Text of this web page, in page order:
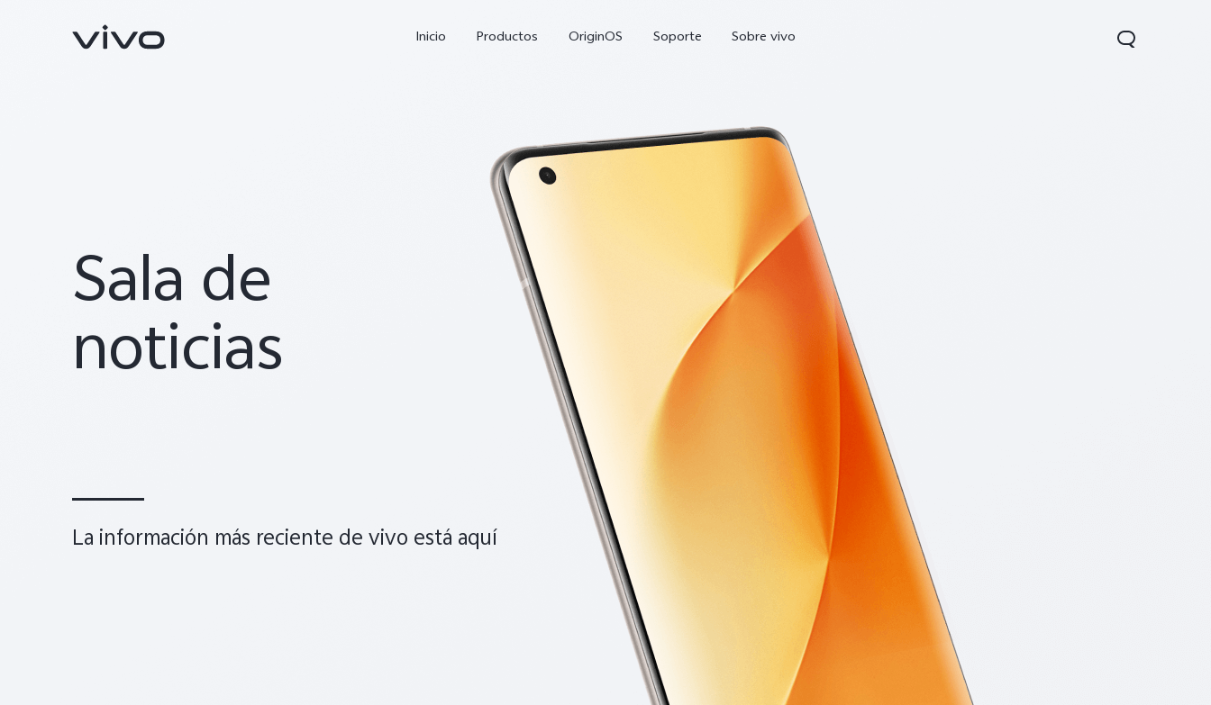
Inicio Productos OriginOS Soporte Sobre vivo
X300 Pro nuevo Y11 5G nuevo
Sala de
noticias
La información más reciente de vivo está aquí